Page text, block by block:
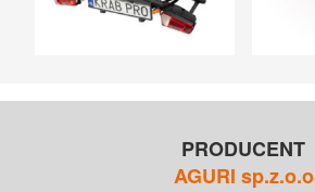
PRODUCENT
AGURI sp.z.o.o